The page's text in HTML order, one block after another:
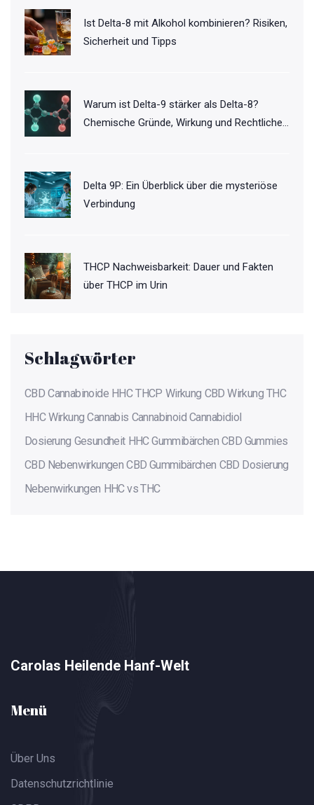
Ist Delta-8 mit Alkohol kombinieren? Risiken,
Sicherheit und Tipps
Warum ist Delta-9 stärker als Delta-8?
Chemische Gründe, Wirkung und Rechtliches
Delta 9P: Ein Überblick über die mysteriöse
Verbindung
THCP Nachweisbarkeit: Dauer und Fakten
über THCP im Urin
Schlagwörter
CBD Cannabinoide HHC THCP Wirkung CBD Wirkung THC
HHC Wirkung Cannabis Cannabinoid Cannabidiol
Dosierung Gesundheit HHC Gummibärchen CBD Gummies
CBD Nebenwirkungen CBD Gummibärchen CBD Dosierung
Nebenwirkungen HHC vs THC
Carolas Heilende Hanf-Welt
Menü
Über Uns
Datenschutzrichtlinie